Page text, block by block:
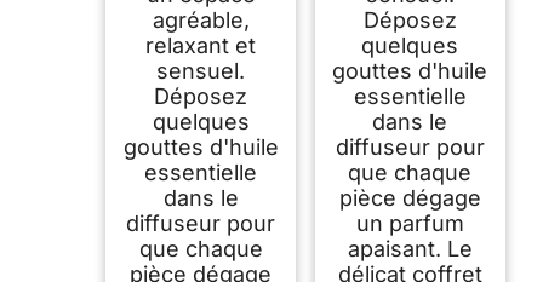
agréable,
relaxant et
sensuel.
Déposez
quelques
gouttes d'huile
essentielle
dans le
diffuseur pour
que chaque
pièce dégage
Déposez
quelques
gouttes d'huile
essentielle
dans le
diffuseur pour
que chaque
pièce dégage
un parfum
apaisant. Le
délicat coffret